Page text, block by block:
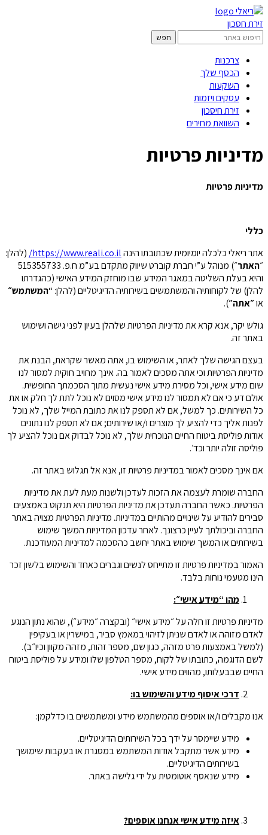
זירת חסכון
צרכנות
הכסף שלך
השקעות
עסקים ויזמות
זירת חיסכון
השוואת מחירים
מדיניות פרטיות
מדיניות פרטיות
כללי
אתר ריאלי כלכלה יומיומית שכתובתו הינהhttps://www.reali.co.il/ (להלן:
״האתר
״) מנוהל ע”י חברת קוברט שיווק מתקדם בע”מ ח.פ. 515355733
והיא בעלת השליטה במאגר המידע שבו מוחזק המידע האישי (כהגדרתו
להלן) של לקוחותיה והמשתמשים בשירותיה הדיגיטליים (להלן: “המשתמש״
או״אתה״).
גולש יקר, אנא קרא את מדיניות הפרטיות שלהלן בעיון לפני גישה ושימוש
באתר זה.
בעצם הגישה שלך לאתר, או השימוש בו, אתה מאשר שקראת, הבנת את
מדיניות הפרטיות וכי אתה מסכים לאמור בה. אינך מחויב חוקית למסור לנו
שום מידע אישי, וכל מסירת מידע אישי נעשית מתוך הסכמתך החופשית.
אולם דע כי אם לא תמסור לנו מידע אישי מסוים לא נוכל לתת לך חלק או את
כל השירותים. כך למשל, אם לא תספק לנו את כתובת המייל שלך, לא נוכל
לפנות אליך כדי להציע לך מוצרים ו/או שירותים; אם לא תספק לנו נתונים
אודות פוליסת ביטוח החיים הנוכחית שלך, לא נוכל לבדוק אם נוכל להציע לך
פוליסה זולה יותר וכד׳.
אם אינך מסכים לאמור במדיניות פרטיות זו, אנא אל תגלוש באתר זה.
החברה שומרת לעצמה את הזכות לעדכן ולשנות מעת לעת את מדיניות
הפרטיות. כאשר החברה תעדכן את מדיניות הפרטיות היא תנקוט באמצעים
סבירים להודיע על שינויים מהותיים במדיניות. מדיניות הפרטיות מצויה באתר
החברה וביכולתך לעיין כרצונך. לאחר עדכון המדיניות המשך שימוש
בשירותים או המשך שימוש באתר יחשב כהסכמה למדיניות המעודכנת.
האמור במדיניות פרטיות זו מתייחס לנשים וגברים כאחד והשימוש בלשון זכר
הינו מטעמי נוחות בלבד.
מהו “מידע אישי״:
מדיניות פרטיות זו חלה על ״מידע אישי״ (ובקצרה ״מידע״), שהוא נתון הנוגע
לאדם מזוהה או לאדם שניתן לזיהוי במאמץ סביר, במישרין או בעקיפין
(למשל באמצעות פרט מזהה, כגון שם, מספר זהות, מזהה מקוון וכיו״ב).
לשם הדוגמה, כתובתו של לקוח, מספר הטלפון שלו ומידע על פוליסת ביטוח
החיים שבבעלותו, מהווים מידע אישי.
דרכי איסוף מידע והשימוש בו:
אנו מקבלים ו/או אוספים מהמשתמש מידע ומשתמשים בו כדלקמן:
מידע שיימסר על ידך בכל השירותים הדיגיטליים.
מידע אשר מתקבל אודות המשתמש במסגרת או בעקבות שימושך
בשירותים הדיגיטליים.
מידע שנאסף אוטומטית על ידי גלישה באתר.
איזה מידע אישי אנחנו אוספים?